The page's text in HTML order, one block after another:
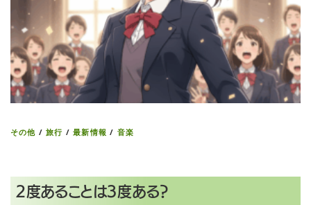
その他 /旅行 /最新情報 / 音楽
２度あることは３度ある？